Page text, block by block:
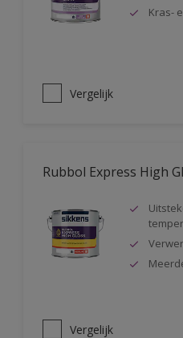
Kras-
Vergelijk
Rubbol Express High
Vergelijk